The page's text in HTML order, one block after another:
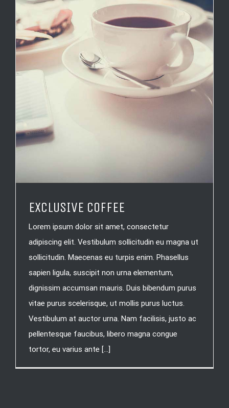
EXCLUSIVE COFFEE
Lorem ipsum dolor sit amet, consectetur
adipiscing elit. Vestibulum sollicitudin eu magna ut
sollicitudin. Maecenas eu turpis enim. Phasellus
sapien ligula, suscipit non urna elementum,
dignissim accumsan mauris. Duis bibendum purus
vitae purus scelerisque, ut mollis purus luctus.
Vestibulum at auctor urna. Nam facilisis, justo ac
pellentesque faucibus, libero magna congue
tortor, eu varius ante [...]